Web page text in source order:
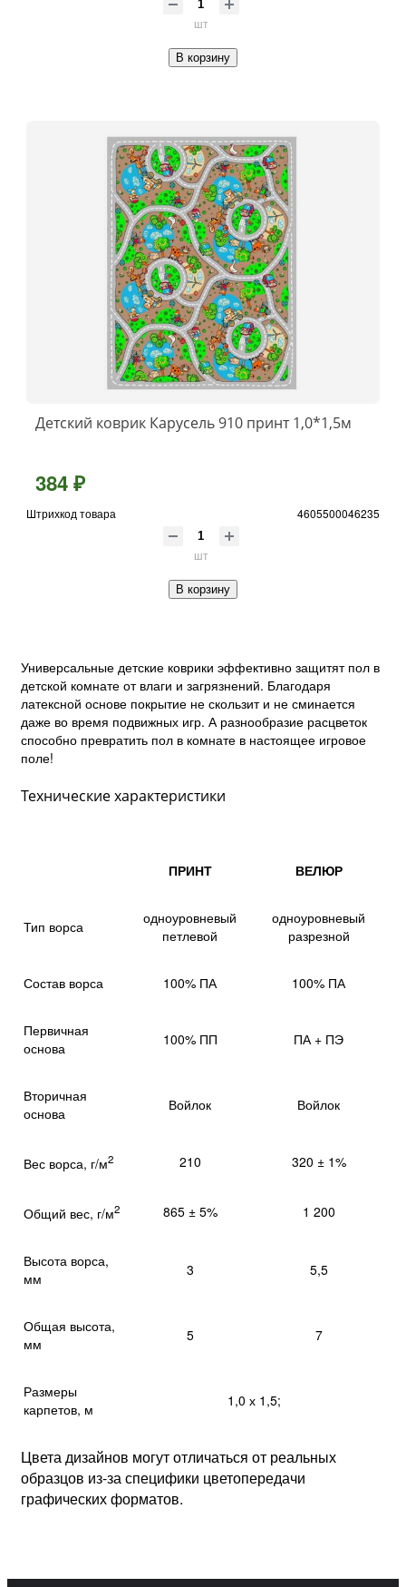
шт
В корзину
Детский коврик Карусель 910 принт 1,0*1,5м
384 ₽
Штрихкод товара 4605500046235
шт
В корзину
Универсальные детские коврики эффективно защитят пол в
детской комнате от влаги и загрязнений. Благодаря
латексной основе покрытие не скользит и не сминается
даже во время подвижных игр. А разнообразие расцветок
способно превратить пол в комнате в настоящее игровое
поле!
Технические характеристики
ПРИНТ ВЕЛЮР
Тип ворса
одноуровневый
петлевой
одноуровневый
разрезной
Состав ворса 100% ПА 100% ПА
Первичная
основа
100% ПП ПА + ПЭ
Вторичная
основа
Войлок Войлок
Вес ворса, г/м2 210 320 ± 1%
Общий вес, г/м2 865 ± 5% 1 200
Высота ворса,
мм
3 5,5
Общая высота,
мм
5 7
Размеры
карпетов, м
1,0 х 1,5;
Цвета дизайнов могут отличаться от реальных
образцов из-за специфики цветопередачи
графических форматов.